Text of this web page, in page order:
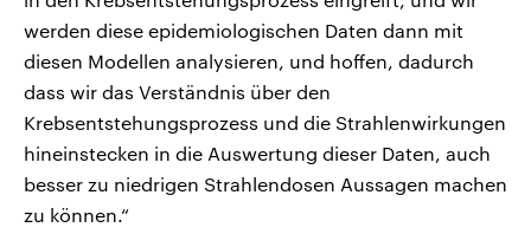
werden diese epidemiologischen Daten dann mit
diesen Modellen analysieren, und hoffen, dadurch
dass wir das Verständnis über den
Krebsentstehungsprozess und die Strahlenwirkungen
hineinstecken in die Auswertung dieser Daten, auch
besser zu niedrigen Strahlendosen Aussagen machen
zu können.“